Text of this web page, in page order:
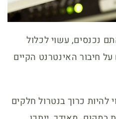
נכנסים, עשוי לכלול
חיבור האינטרנט הקיים
כרוך בנטרול חלקים